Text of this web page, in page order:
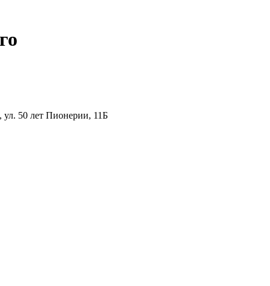
50 лет Пионерии, 11Б